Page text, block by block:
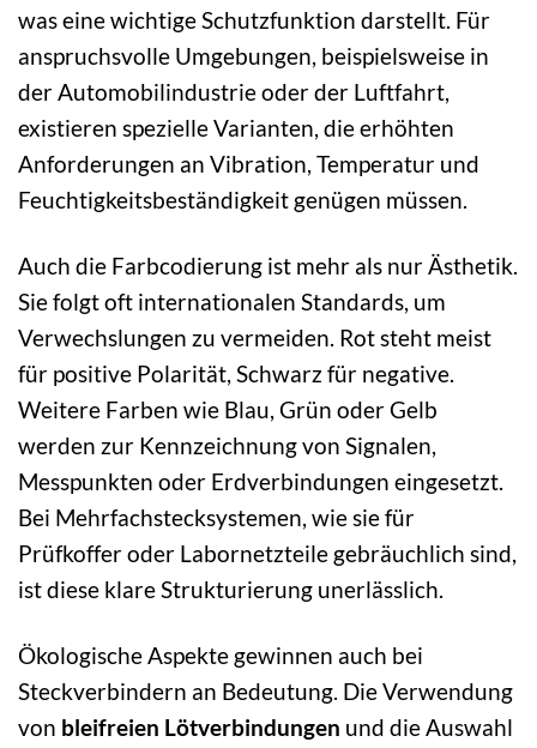
was eine wichtige Schutzfunktion darstellt. Für
anspruchsvolle Umgebungen, beispielsweise in
der Automobilindustrie oder der Luftfahrt,
existieren spezielle Varianten, die erhöhten
Anforderungen an Vibration, Temperatur und
Feuchtigkeitsbeständigkeit genügen müssen.
Auch die Farbcodierung ist mehr als nur Ästhetik.
Sie folgt oft internationalen Standards, um
Verwechslungen zu vermeiden. Rot steht meist
für positive Polarität, Schwarz für negative.
Weitere Farben wie Blau, Grün oder Gelb
werden zur Kennzeichnung von Signalen,
Messpunkten oder Erdverbindungen eingesetzt.
Bei Mehrfachstecksystemen, wie sie für
Prüfkoffer oder Labornetzteile gebräuchlich sind,
ist diese klare Strukturierung unerlässlich.
Ökologische Aspekte gewinnen auch bei
Steckverbindern an Bedeutung. Die Verwendung
von bleifreien Lötverbindungen und die Auswahl